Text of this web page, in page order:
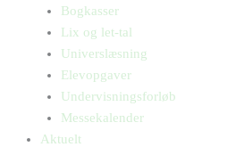
Bogkasser
Lix og let-tal
Universlæsning
Elevopgaver
Undervisningsforløb
Messekalender
Aktuelt